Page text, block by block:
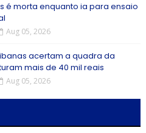
é morta enquanto ia para ensaio
Aug 05, 2026
acertam a quadra da
mais de 40 mil reais
Aug 05, 2026